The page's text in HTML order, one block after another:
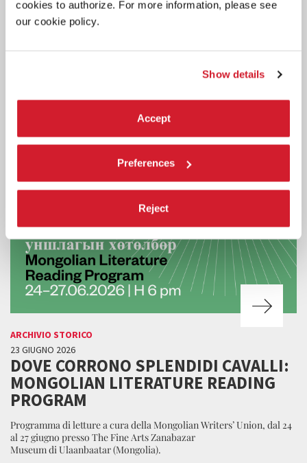
cookies to authorize. For more information, please see
our cookie policy.
Show details
Accept
Preferences
Reject
20 luglio 2026.
ARCHIVIO STORICO
23 GIUGNO 2026
DOVE CORRONO SPLENDIDI CAVALLI:
MONGOLIAN LITERATURE READING
PROGRAM
Programma di letture a cura della Mongolian Writers’ Union, dal 24
al 27 giugno presso The Fine Arts Zanabazar
Museum di Ulaanbaatar (Mongolia).